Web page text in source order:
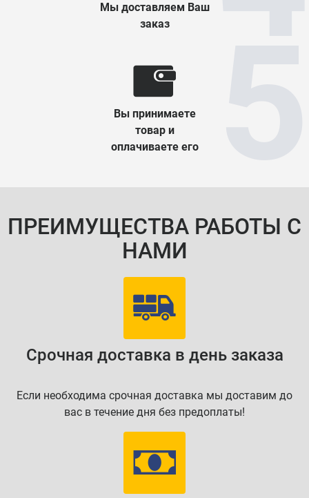
Мы доставляем Ваш
заказ
Вы принимаете
товар и
оплачиваете его
ПРЕИМУЩЕСТВА РАБОТЫ С
НАМИ
Срочная доставка в день заказа
Если необходима срочная доставка мы доставим до
вас в течение дня без предоплаты!